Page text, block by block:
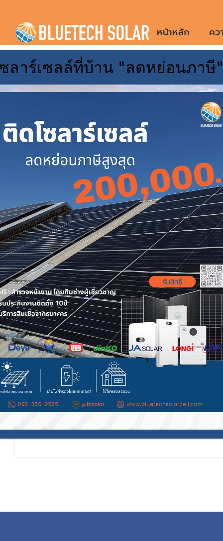
content
หน้าหลัก คว
Arkad
ฝุ่น pm2.5 คือ อะไร
ฝุ่น PM2.5 คืออะไร? ภัยเงียบที่รุนแรงขึ้น และวิธีรับ
Arkad โดย BlueTech Solar ในปัจจุบัน ท้องฟ้าที่ดูเ
หมอกจางๆ ในยามเช้า อาจไม่ใช่สัญญาณของอากา
ไป
Continue reading
ลาร์เซลล์ที่บ้าน "ลดหย่อนภาษี